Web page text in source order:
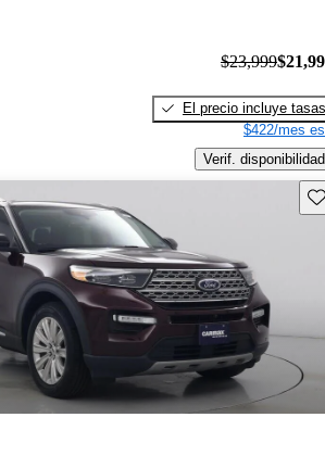
$23,999
El precio incluye tasas
$422/mes
Verif. disponibilidad